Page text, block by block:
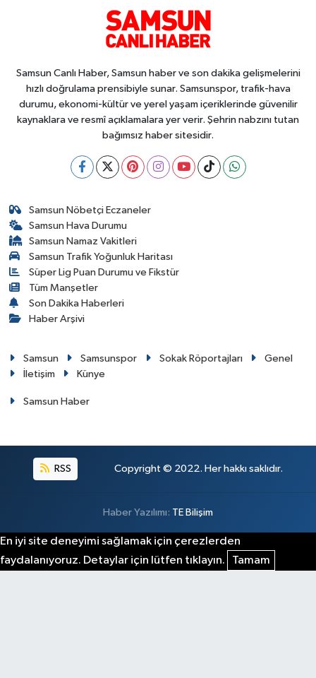
Samsun Canlı Haber, Samsun haber ve son dakika gelişmelerini
hızlı doğrulama prensibiyle sunar. Samsunspor, trafik-hava
durumu, ekonomi-kültür ve yerel yaşam içeriklerinde güvenilir
kaynaklara ve resmî açıklamalara yer verir. Şehrin nabzını tutan
bağımsız haber sitesidir.
Samsun Nöbetçi Eczaneler
Samsun Hava Durumu
Samsun Namaz Vakitleri
Samsun Trafik Yoğunluk Haritası
Süper Lig Puan Durumu ve Fikstür
Tüm Manşetler
Son Dakika Haberleri
Haber Arşivi
Samsun Samsunspor Sokak Röportajları
Genel
İletişim
Künye
Samsun Haber
RSS Copyright © 2022. Her hakkı saklıdır.
Haber Yazılımı: TE Bilişim
En iyi site deneyimi sağlamak için çerezlerden
faydalanıyoruz. Detaylar için lütfen tıklayın.
Tamam